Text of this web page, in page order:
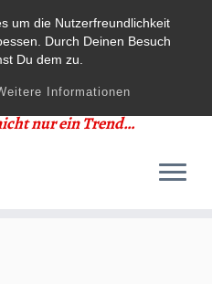
um die Nutzerfreundlichkeit
Durch Deinen Besuch
Du dem zu.
Informationen
nur ein Trend…